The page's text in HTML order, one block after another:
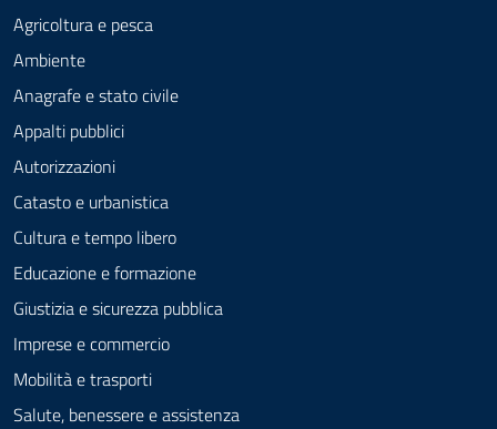
Agricoltura e pesca
Ambiente
Anagrafe e stato civile
Appalti pubblici
Autorizzazioni
Catasto e urbanistica
Cultura e tempo libero
Educazione e formazione
Giustizia e sicurezza pubblica
Imprese e commercio
Mobilità e trasporti
Salute, benessere e assistenza